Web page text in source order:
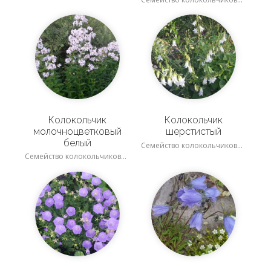
Колокольчик
молочноцветковый
белый
Семейство колокольчиковые
Колокольчик
шерстистый
Семейство колокольчиковые